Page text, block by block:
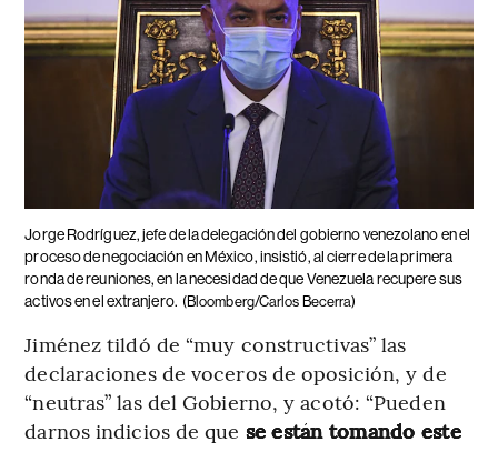
Jorge Rodríguez, jefe de la delegación del gobierno venezolano en el
proceso de negociación en México, insistió, al cierre de la primera
ronda de reuniones, en la necesidad de que Venezuela recupere sus
activos en el extranjero. (Bloomberg/Carlos Becerra)
Jiménez tildó de “muy constructivas” las
declaraciones de voceros de oposición, y de
“neutras” las del Gobierno, y acotó: “Pueden
darnos indicios de que se están tomando este